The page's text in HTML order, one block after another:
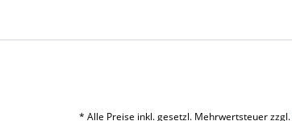
* Alle Preise inkl. gesetzl. Mehrwertsteuer zzgl.